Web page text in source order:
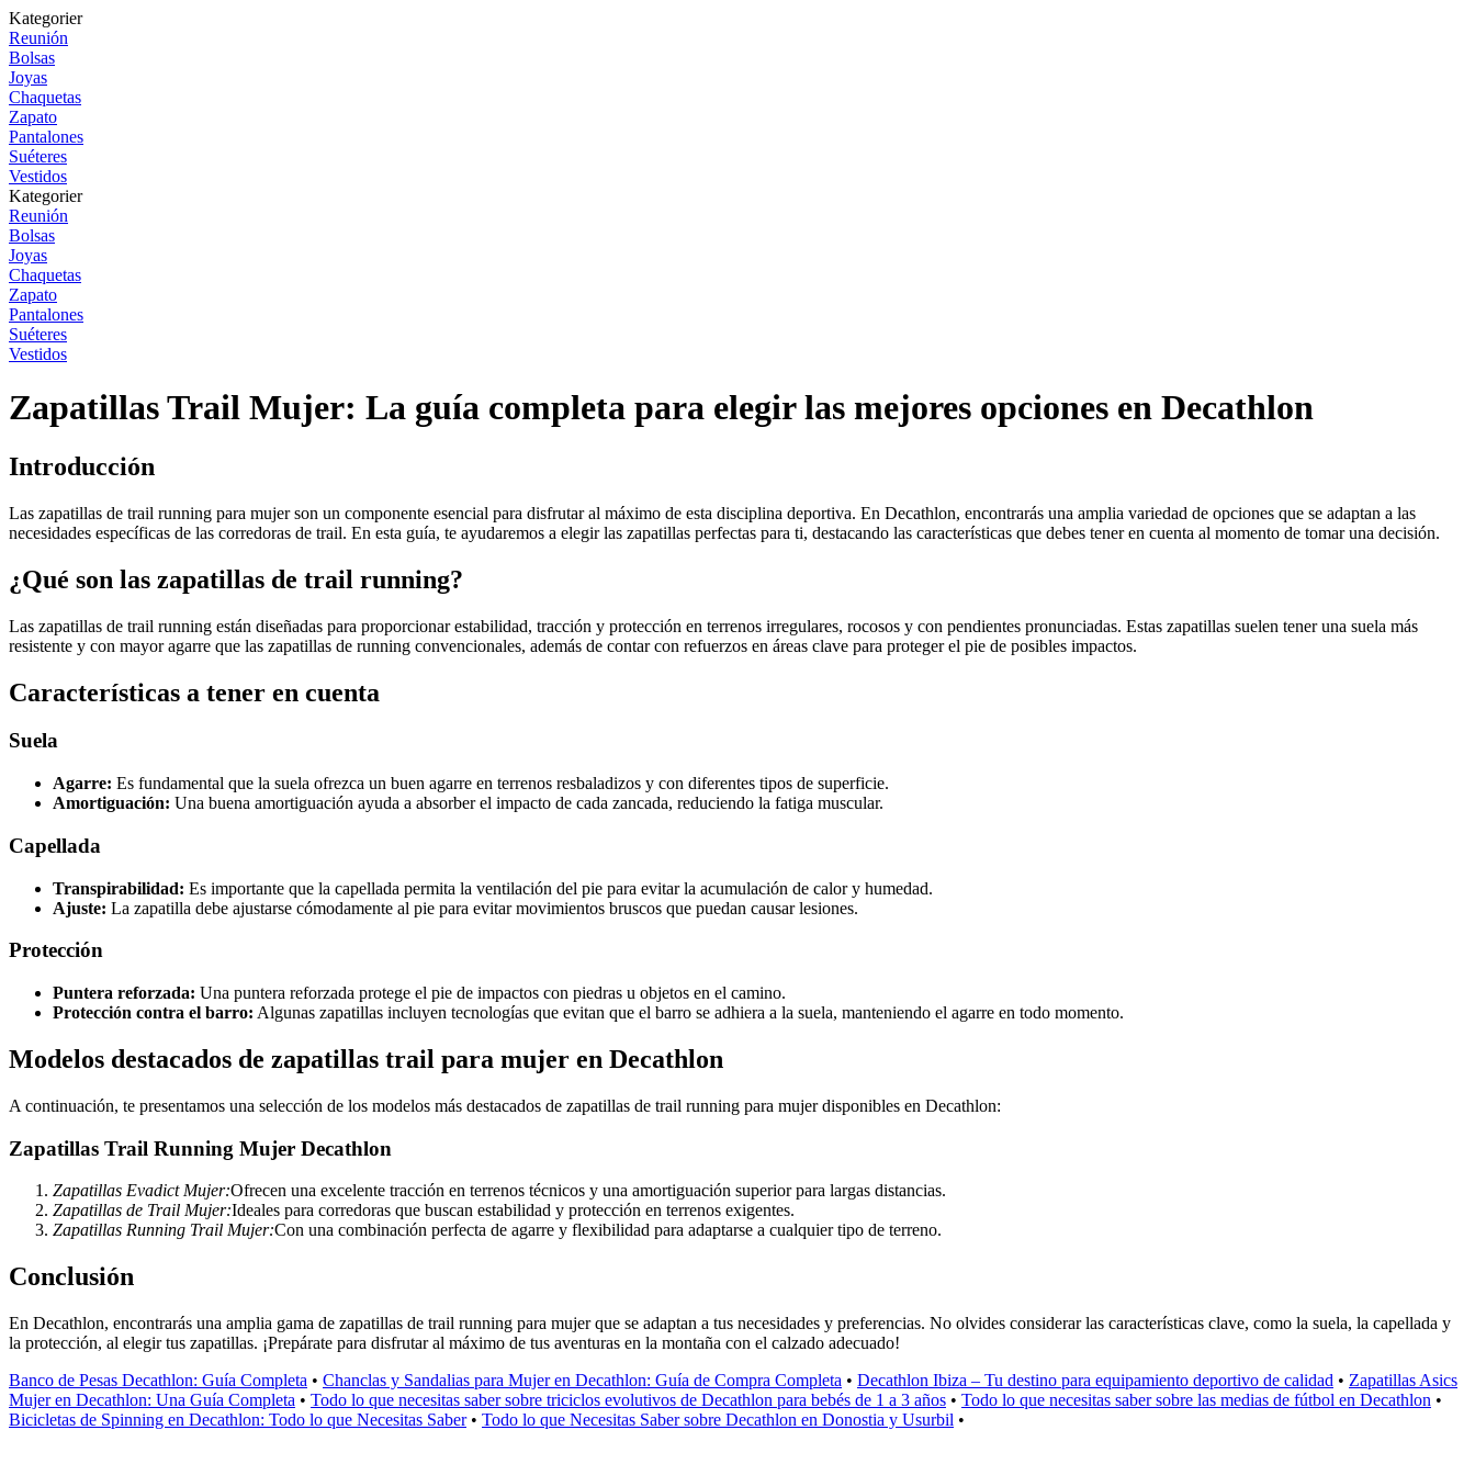
Kategorier
Reunión
Bolsas
Joyas
Chaquetas
Zapato
Pantalones
Suéteres
Vestidos
Kategorier
Reunión
Bolsas
Joyas
Chaquetas
Zapato
Pantalones
Suéteres
Vestidos
Zapatillas Trail Mujer: La guía completa para elegir las mejores opciones en Decathlon
Introducción
Las zapatillas de trail running para mujer son un componente esencial para disfrutar al máximo de esta disciplina deportiva. En Decathlon, encontrarás una amplia variedad de opciones que se adaptan a las
necesidades específicas de las corredoras de trail. En esta guía, te ayudaremos a elegir las zapatillas perfectas para ti, destacando las características que debes tener en cuenta al momento de tomar una decisión.
¿Qué son las zapatillas de trail running?
Las zapatillas de trail running están diseñadas para proporcionar estabilidad, tracción y protección en terrenos irregulares, rocosos y con pendientes pronunciadas. Estas zapatillas suelen tener una suela más
resistente y con mayor agarre que las zapatillas de running convencionales, además de contar con refuerzos en áreas clave para proteger el pie de posibles impactos.
Características a tener en cuenta
Suela
Agarre: Es fundamental que la suela ofrezca un buen agarre en terrenos resbaladizos y con diferentes tipos de superficie.
Amortiguación: Una buena amortiguación ayuda a absorber el impacto de cada zancada, reduciendo la fatiga muscular.
Capellada
Transpirabilidad: Es importante que la capellada permita la ventilación del pie para evitar la acumulación de calor y humedad.
Ajuste: La zapatilla debe ajustarse cómodamente al pie para evitar movimientos bruscos que puedan causar lesiones.
Protección
Puntera reforzada: Una puntera reforzada protege el pie de impactos con piedras u objetos en el camino.
Protección contra el barro: Algunas zapatillas incluyen tecnologías que evitan que el barro se adhiera a la suela, manteniendo el agarre en todo momento.
Modelos destacados de zapatillas trail para mujer en Decathlon
A continuación, te presentamos una selección de los modelos más destacados de zapatillas de trail running para mujer disponibles en Decathlon:
Zapatillas Trail Running Mujer Decathlon
Zapatillas Evadict Mujer:Ofrecen una excelente tracción en terrenos técnicos y una amortiguación superior para largas distancias.
Zapatillas de Trail Mujer:Ideales para corredoras que buscan estabilidad y protección en terrenos exigentes.
Zapatillas Running Trail Mujer:Con una combinación perfecta de agarre y flexibilidad para adaptarse a cualquier tipo de terreno.
Conclusión
En Decathlon, encontrarás una amplia gama de zapatillas de trail running para mujer que se adaptan a tus necesidades y preferencias. No olvides considerar las características clave, como la suela, la capellada y
la protección, al elegir tus zapatillas. ¡Prepárate para disfrutar al máximo de tus aventuras en la montaña con el calzado adecuado!
Banco de Pesas Decathlon: Guía Completa • Chanclas y Sandalias para Mujer en Decathlon: Guía de Compra Completa • Decathlon Ibiza – Tu destino para equipamiento deportivo de calidad • Zapatillas Asics
Mujer en Decathlon: Una Guía Completa • Todo lo que necesitas saber sobre triciclos evolutivos de Decathlon para bebés de 1 a 3 años • Todo lo que necesitas saber sobre las medias de fútbol en Decathlon •
Bicicletas de Spinning en Decathlon: Todo lo que Necesitas Saber• Todo lo que Necesitas Saber sobre Decathlon en Donostia y Usurbil •